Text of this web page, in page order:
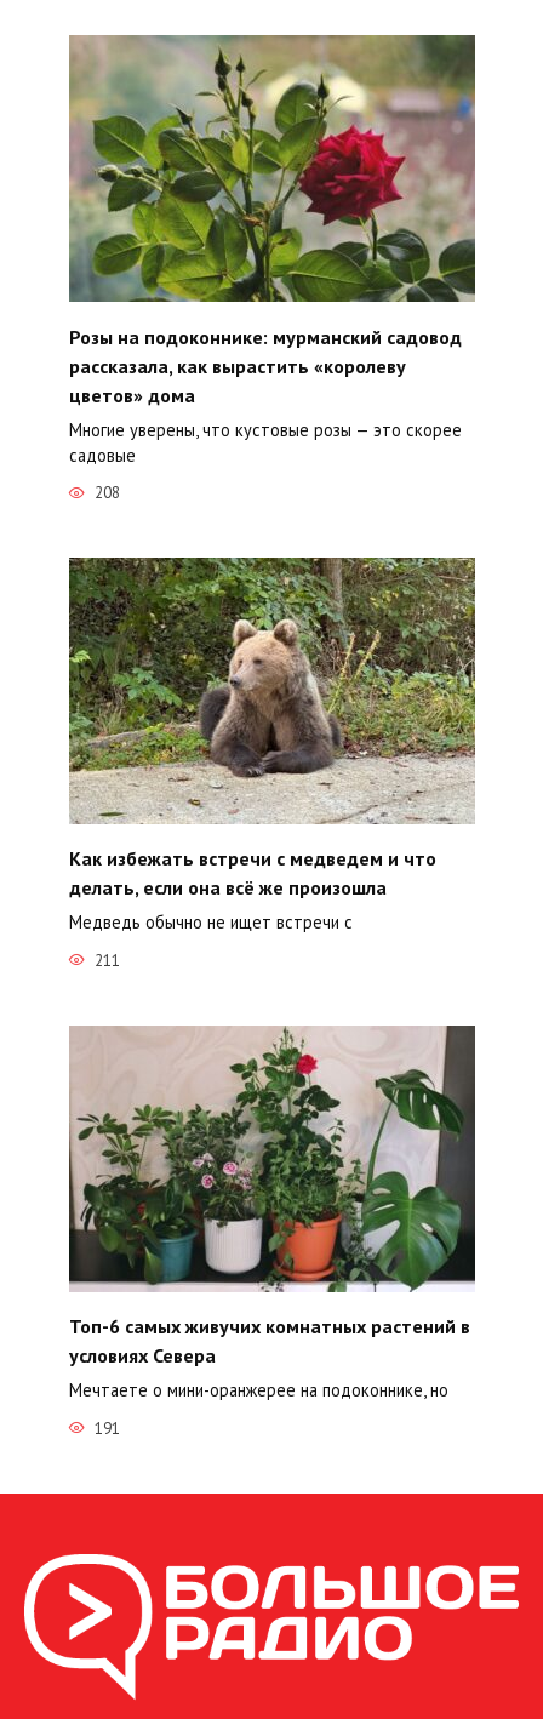
Розы на подоконнике: мурманский садовод
рассказала, как вырастить «королеву
цветов» дома
Многие уверены, что кустовые розы — это скорее
садовые
208
Как избежать встречи с медведем и что
делать, если она всё же произошла
Медведь обычно не ищет встречи с
211
Топ-6 самых живучих комнатных растений в
условиях Севера
Мечтаете о мини-оранжерее на подоконнике, но
191